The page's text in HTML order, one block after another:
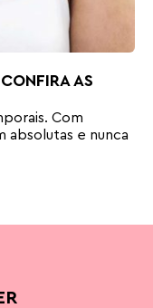
AS
Com
absolutas e nunca